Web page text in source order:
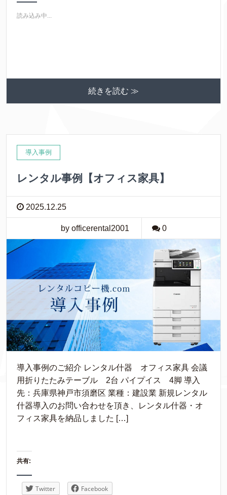
読み込み中...
続きを読む ≫
導入事例
レンタル事例【オフィス家具】
2025.12.25
by officerental2001 0
導入事例のご紹介 レンタル什器 オフィス家具 会議
用折りたたみテーブル 2台 パイプイス 4脚 導入
先：兵庫県神戸市須磨区 業種：建設業 新規レンタル
什器導入のお問い合わせを頂き、レンタル什器・オ
フィス家具を納品しました […]
共有:
Twitter Facebook